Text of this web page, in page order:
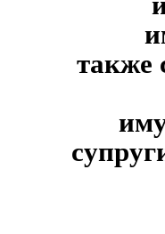
также